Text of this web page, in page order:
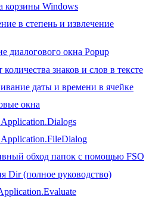
корзины Windows
в степень и извлечение
диалогового окна Popup
знаков и слов в тексте
даты и времени в ячейке
окна
обход папок с помощью FSO
Dir (полное руководство)